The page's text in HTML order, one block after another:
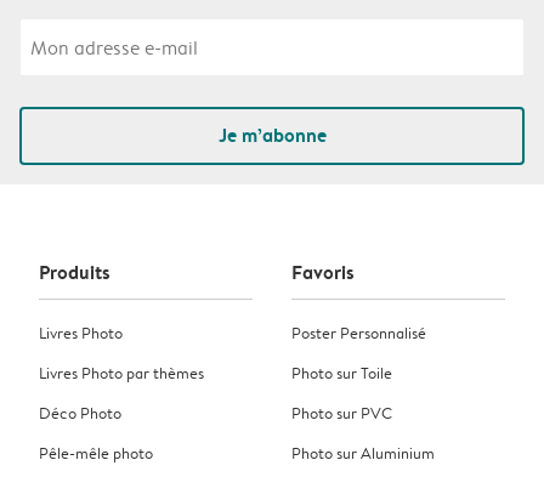
Je m’abonne
Produits
Livres Photo
Livres Photo par thèmes
Déco Photo
Pêle-mêle photo
Favoris
Poster Personnalisé
Photo sur Toile
Photo sur PVC
Photo sur Aluminium